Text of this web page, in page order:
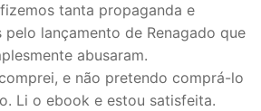
tanta propaganda e
pelo lançamento de Renagado que
abusaram.
e não pretendo comprá-lo
Li o ebook e estou satisfeita.